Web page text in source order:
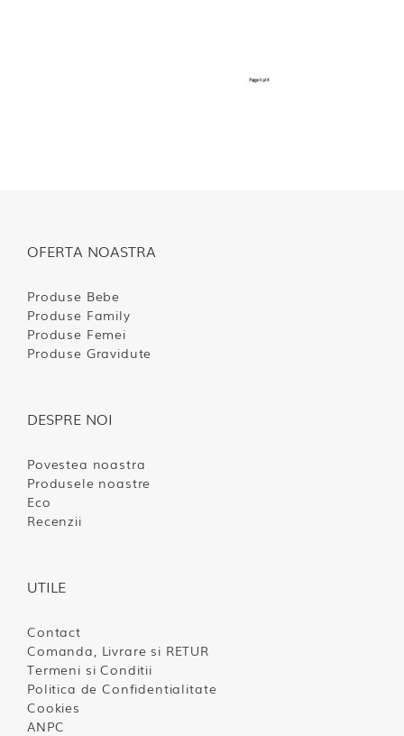
OFERTA NOASTRA
Produse Bebe
Produse Family
Produse Femei
Produse Gravidute
DESPRE NOI
Povestea noastra
Produsele noastre
Eco
Recenzii
UTILE
Contact
Comanda, Livrare si RETUR
Termeni si Conditii
Politica de Confidentialitate
Cookies
ANPC